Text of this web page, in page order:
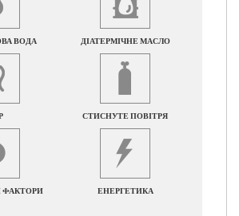
ВОДА ДІАТЕРМІЧНЕ МАСЛО
СТИСНУТЕ ПОВІТРЯ
ФАКТОРИ ЕНЕРГЕТИКА